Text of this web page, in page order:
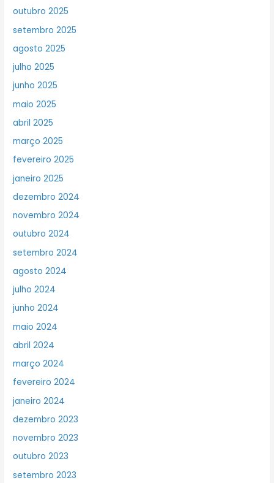
outubro 2025
setembro 2025
agosto 2025
julho 2025
junho 2025
maio 2025
abril 2025
março 2025
fevereiro 2025
janeiro 2025
dezembro 2024
novembro 2024
outubro 2024
setembro 2024
agosto 2024
julho 2024
junho 2024
maio 2024
abril 2024
março 2024
fevereiro 2024
janeiro 2024
dezembro 2023
novembro 2023
outubro 2023
setembro 2023